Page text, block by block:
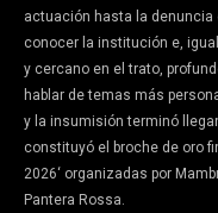
actuación hasta la denuncia
conocer la institución e,
y cercano en el trato,
hablar de temas más
y la insumisión terminó
constituyó el broche de oro
2026‘ organizadas por
Pantera Rossa.